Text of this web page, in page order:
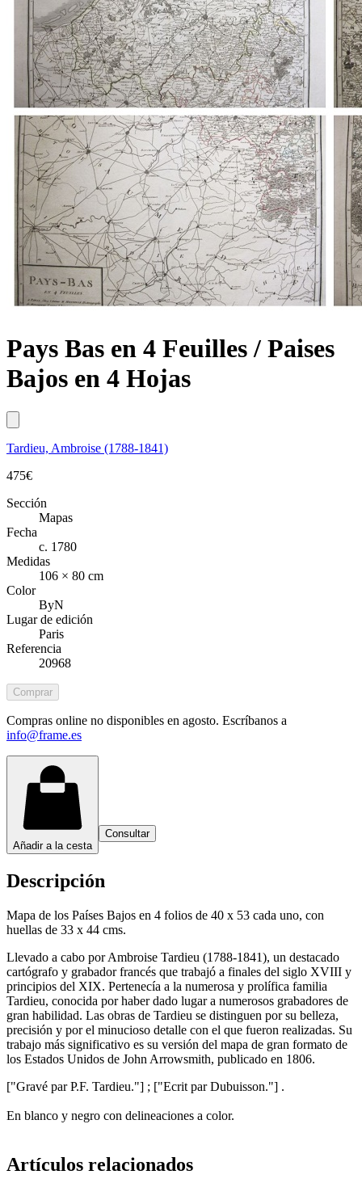
Pays Bas en 4 Feuilles / Paises
Bajos en 4 Hojas
Tardieu, Ambroise (1788-1841)
475€
Sección
Mapas
Fecha
c. 1780
Medidas
106 × 80 cm
Color
ByN
Lugar de edición
Paris
Referencia
20968
Comprar
Compras online no disponibles en agosto. Escríbanos a
info@frame.es
Añadir a la cesta
Consultar
Descripción
Mapa de los Países Bajos en 4 folios de 40 x 53 cada uno, con
huellas de 33 x 44 cms.
Llevado a cabo por Ambroise Tardieu (1788-1841), un destacado
cartógrafo y grabador francés que trabajó a finales del siglo XVIII y
principios del XIX. Pertenecía a la numerosa y prolífica familia
Tardieu, conocida por haber dado lugar a numerosos grabadores de
gran habilidad. Las obras de Tardieu se distinguen por su belleza,
precisión y por el minucioso detalle con el que fueron realizadas. Su
trabajo más significativo es su versión del mapa de gran formato de
los Estados Unidos de John Arrowsmith, publicado en 1806.
["Gravé par P.F. Tardieu."] ; ["Ecrit par Dubuisson."] .
En blanco y negro con delineaciones a color.
Artículos relacionados